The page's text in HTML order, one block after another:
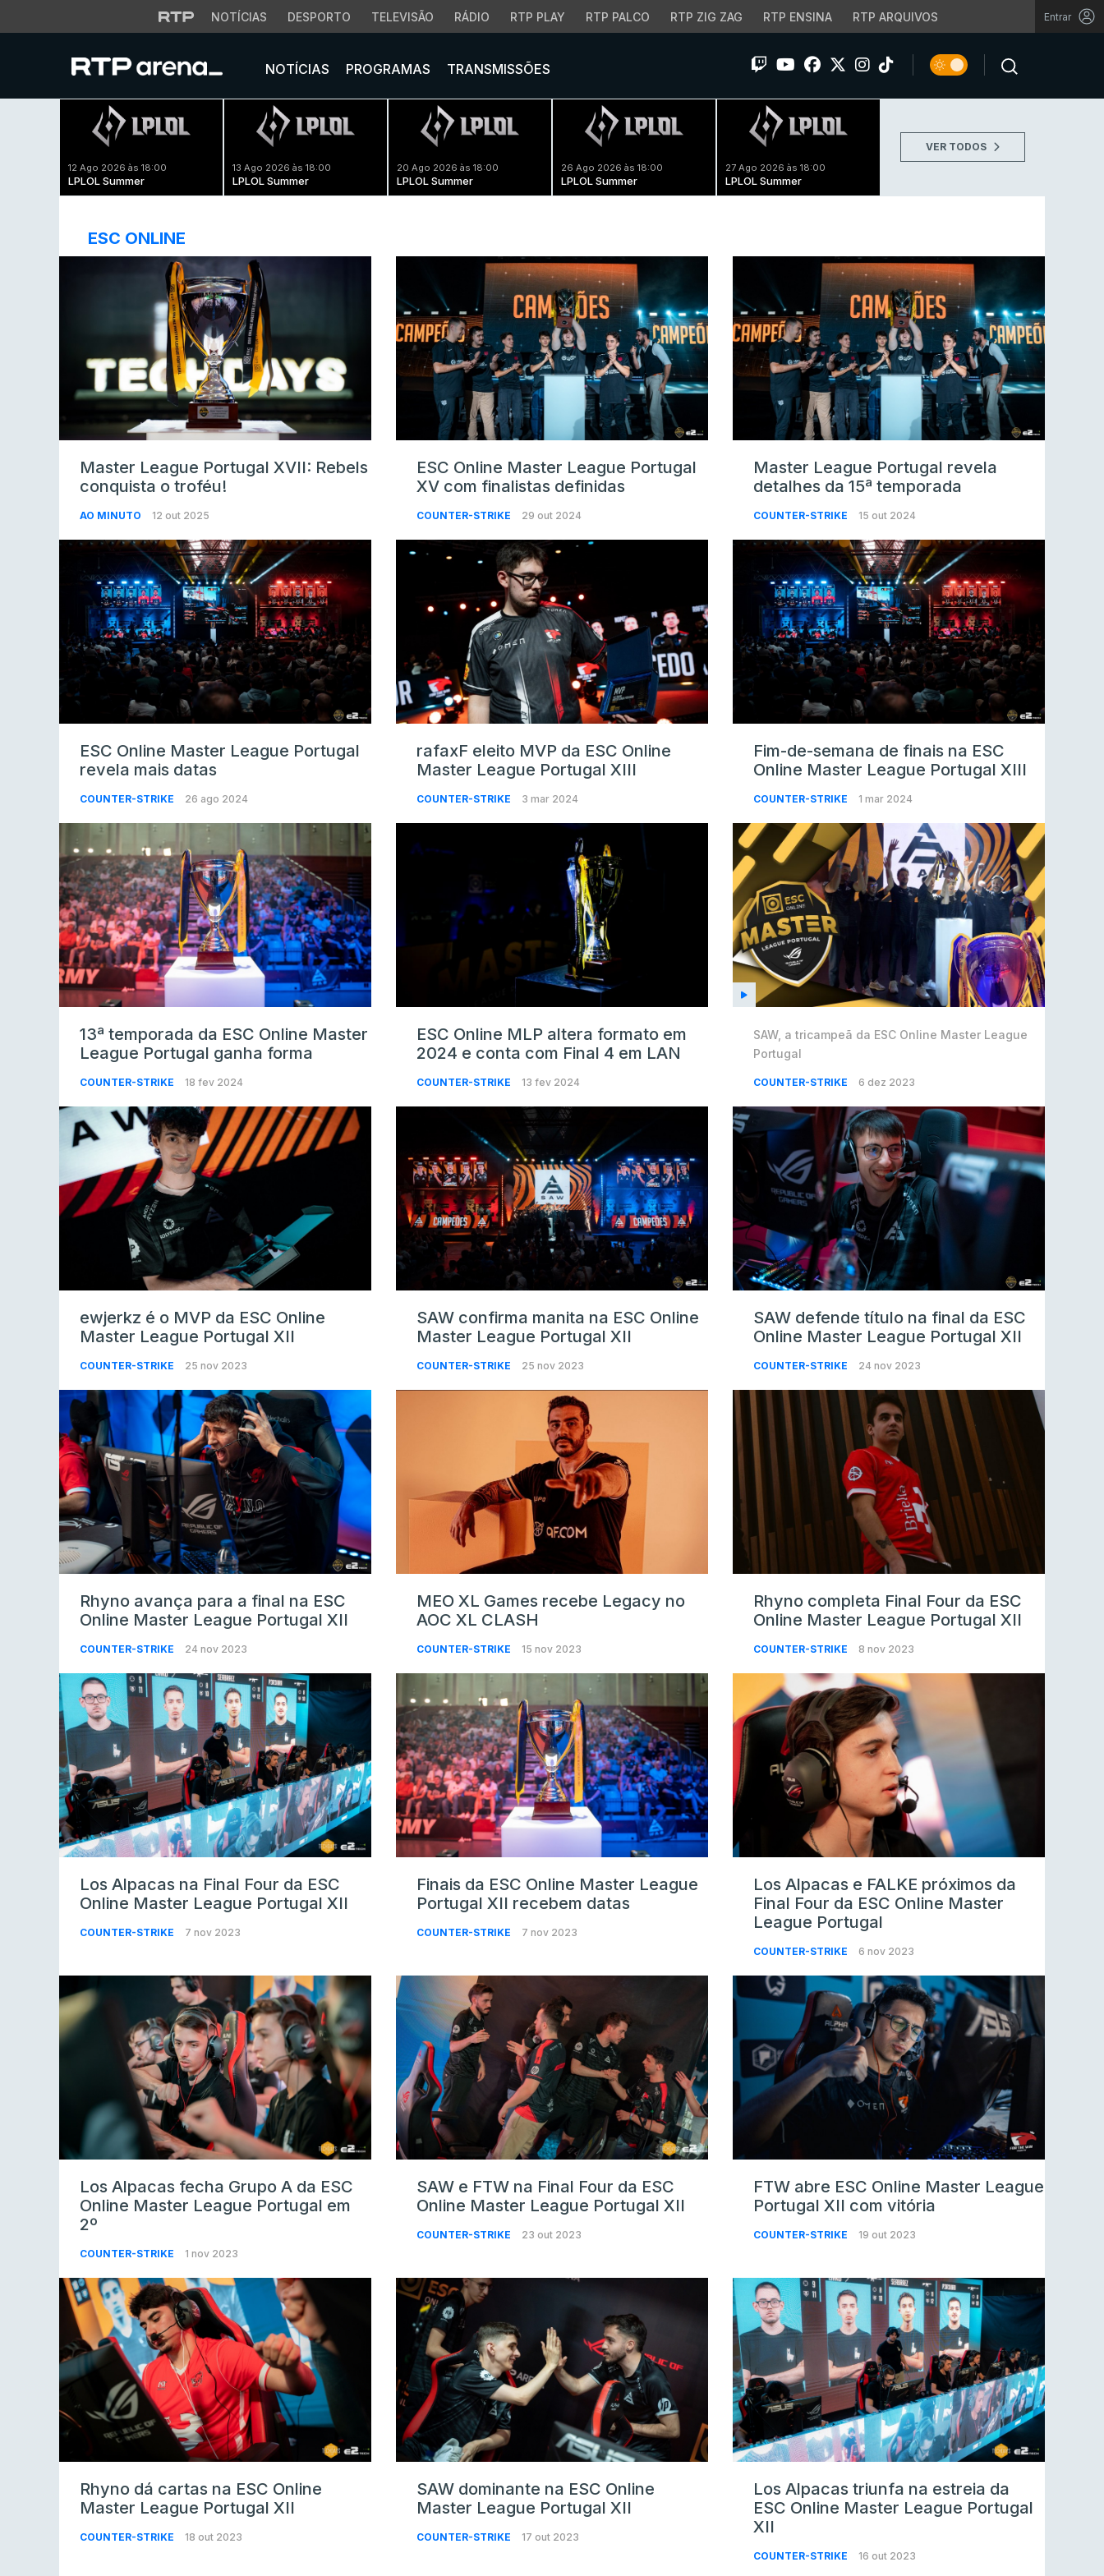
NOTÍCIAS DESPORTO TELEVISÃO RÁDIO RTP PLAY RTP PALCO RTP ZIG ZAG RTP ENSINA RTP ARQUIVOS Entrar
NOTÍCIAS PROGRAMAS TRANSMISSÕES
12 Ago 2026 às 18:00
LPLOL Summer
13 Ago 2026 às 18:00
LPLOL Summer
20 Ago 2026 às 18:00
LPLOL Summer
26 Ago 2026 às 18:00
LPLOL Summer
27 Ago 2026 às 18:00
LPLOL Summer
VER TODOS
ESC ONLINE
Master League Portugal XVII: Rebels
conquista o troféu!
AO MINUTO 12 out 2025
ESC Online Master League Portugal
XV com finalistas definidas
COUNTER-STRIKE 29 out 2024
Master League Portugal revela
detalhes da 15ª temporada
COUNTER-STRIKE 15 out 2024
ESC Online Master League Portugal
revela mais datas
COUNTER-STRIKE 26 ago 2024
rafaxF eleito MVP da ESC Online
Master League Portugal XIII
COUNTER-STRIKE 3 mar 2024
Fim-de-semana de finais na ESC
Online Master League Portugal XIII
COUNTER-STRIKE 1 mar 2024
13ª temporada da ESC Online Master
League Portugal ganha forma
COUNTER-STRIKE 18 fev 2024
ESC Online MLP altera formato em
2024 e conta com Final 4 em LAN
COUNTER-STRIKE 13 fev 2024
SAW, a tricampeã da ESC Online Master League
Portugal
COUNTER-STRIKE 6 dez 2023
ewjerkz é o MVP da ESC Online
Master League Portugal XII
COUNTER-STRIKE 25 nov 2023
SAW confirma manita na ESC Online
Master League Portugal XII
COUNTER-STRIKE 25 nov 2023
SAW defende título na final da ESC
Online Master League Portugal XII
COUNTER-STRIKE 24 nov 2023
Rhyno avança para a final na ESC
Online Master League Portugal XII
COUNTER-STRIKE 24 nov 2023
MEO XL Games recebe Legacy no
AOC XL CLASH
COUNTER-STRIKE 15 nov 2023
Rhyno completa Final Four da ESC
Online Master League Portugal XII
COUNTER-STRIKE 8 nov 2023
Los Alpacas na Final Four da ESC
Online Master League Portugal XII
COUNTER-STRIKE 7 nov 2023
Finais da ESC Online Master League
Portugal XII recebem datas
COUNTER-STRIKE 7 nov 2023
Los Alpacas e FALKE próximos da
Final Four da ESC Online Master
League Portugal
COUNTER-STRIKE 6 nov 2023
Los Alpacas fecha Grupo A da ESC
Online Master League Portugal em
2º
COUNTER-STRIKE 1 nov 2023
SAW e FTW na Final Four da ESC
Online Master League Portugal XII
COUNTER-STRIKE 23 out 2023
FTW abre ESC Online Master League
Portugal XII com vitória
COUNTER-STRIKE 19 out 2023
Rhyno dá cartas na ESC Online
Master League Portugal XII
COUNTER-STRIKE 18 out 2023
SAW dominante na ESC Online
Master League Portugal XII
COUNTER-STRIKE 17 out 2023
Los Alpacas triunfa na estreia da
ESC Online Master League Portugal
XII
COUNTER-STRIKE 16 out 2023